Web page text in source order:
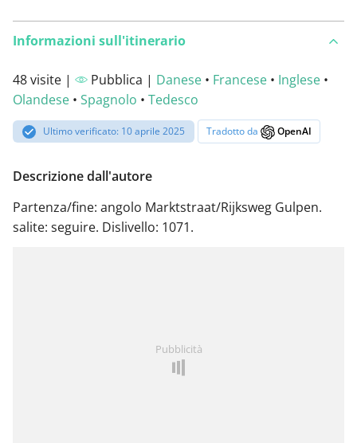
Informazioni sull'itinerario
48 visite | Pubblica | Danese • Francese • Inglese •
Olandese • Spagnolo • Tedesco
Ultimo verificato: 10 aprile 2025 Tradotto da OpenAI
Descrizione dall'autore
Partenza/fine: angolo Marktstraat/Rijksweg Gulpen.
salite: seguire. Dislivello: 1071.
Pubblicità